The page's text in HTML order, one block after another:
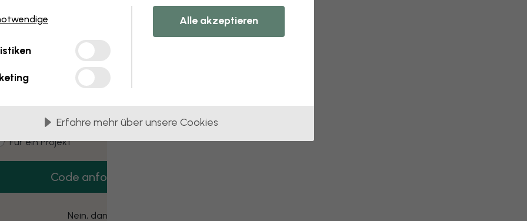
Alle akzeptieren
Erfahre mehr über unsere Cookies
3 kostenlose Muster
dir 3 Tapetenmuster gratis nach Hause.
type
Für mich
Für ein Projekt
Code anfordern
Nein, danke